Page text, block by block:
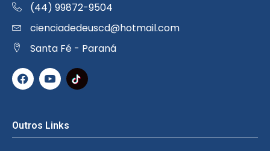
(44) 99872-9504
cienciadedeuscd@hotmail.com
Santa Fé - Paraná
Outros Links